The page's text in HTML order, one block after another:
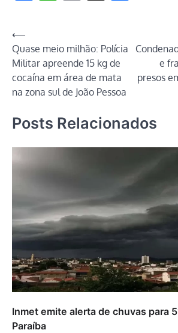
Navegação
de
Post
⟵
Quase meio milhão: Polícia
Militar apreende 15 kg de
cocaína em área de mata
na zona sul de João Pessoa
e
presos
Posts Relacionados
Inmet emite alerta de chuvas para
Paraíba